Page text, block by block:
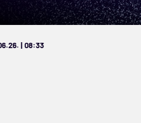
| 08:33